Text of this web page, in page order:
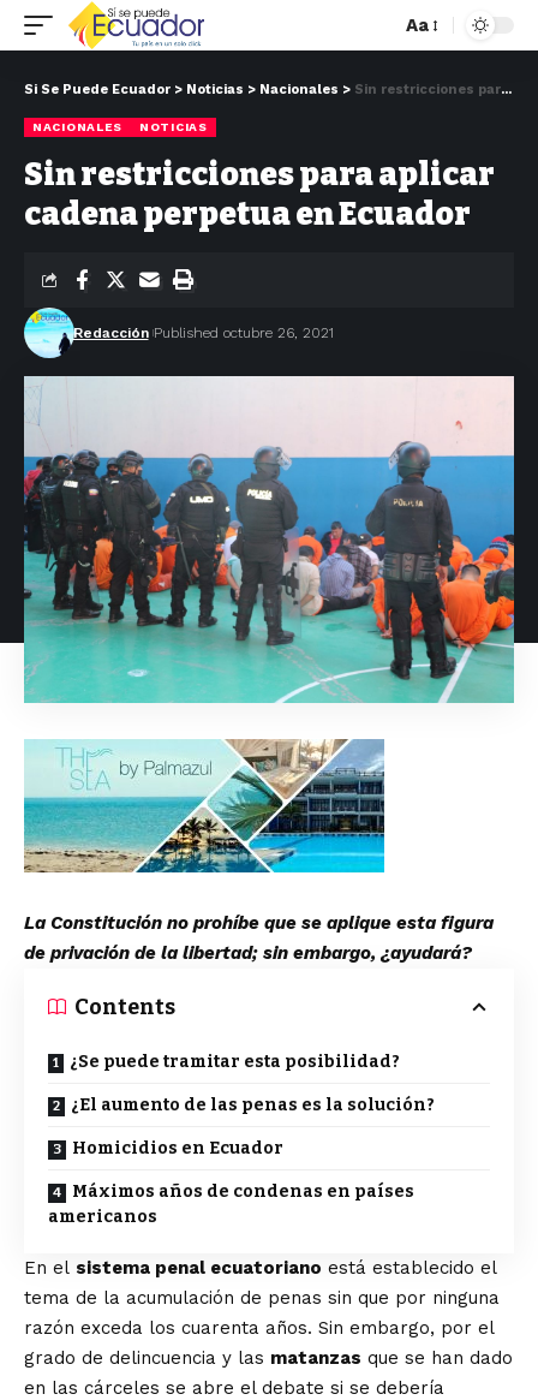
Aa
Si Se Puede Ecuador > Noticias > Nacionales > Sin restricciones para aplicar cadena perpetua en Ecuador
NACIONALES NOTICIAS
Sin restricciones para aplicar
cadena perpetua en Ecuador
Redacción Published octubre 26, 2021
La Constitución no prohíbe que se aplique esta figura
de privación de la libertad; sin embargo, ¿ayudará?
Contents
¿Se puede tramitar esta posibilidad?
¿El aumento de las penas es la solución?
Homicidios en Ecuador
Máximos años de condenas en países
americanos
En el sistema penal ecuatoriano está establecido el
tema de la acumulación de penas sin que por ninguna
razón exceda los cuarenta años. Sin embargo, por el
grado de delincuencia y las matanzas que se han dado
en las cárceles se abre el debate si se debería